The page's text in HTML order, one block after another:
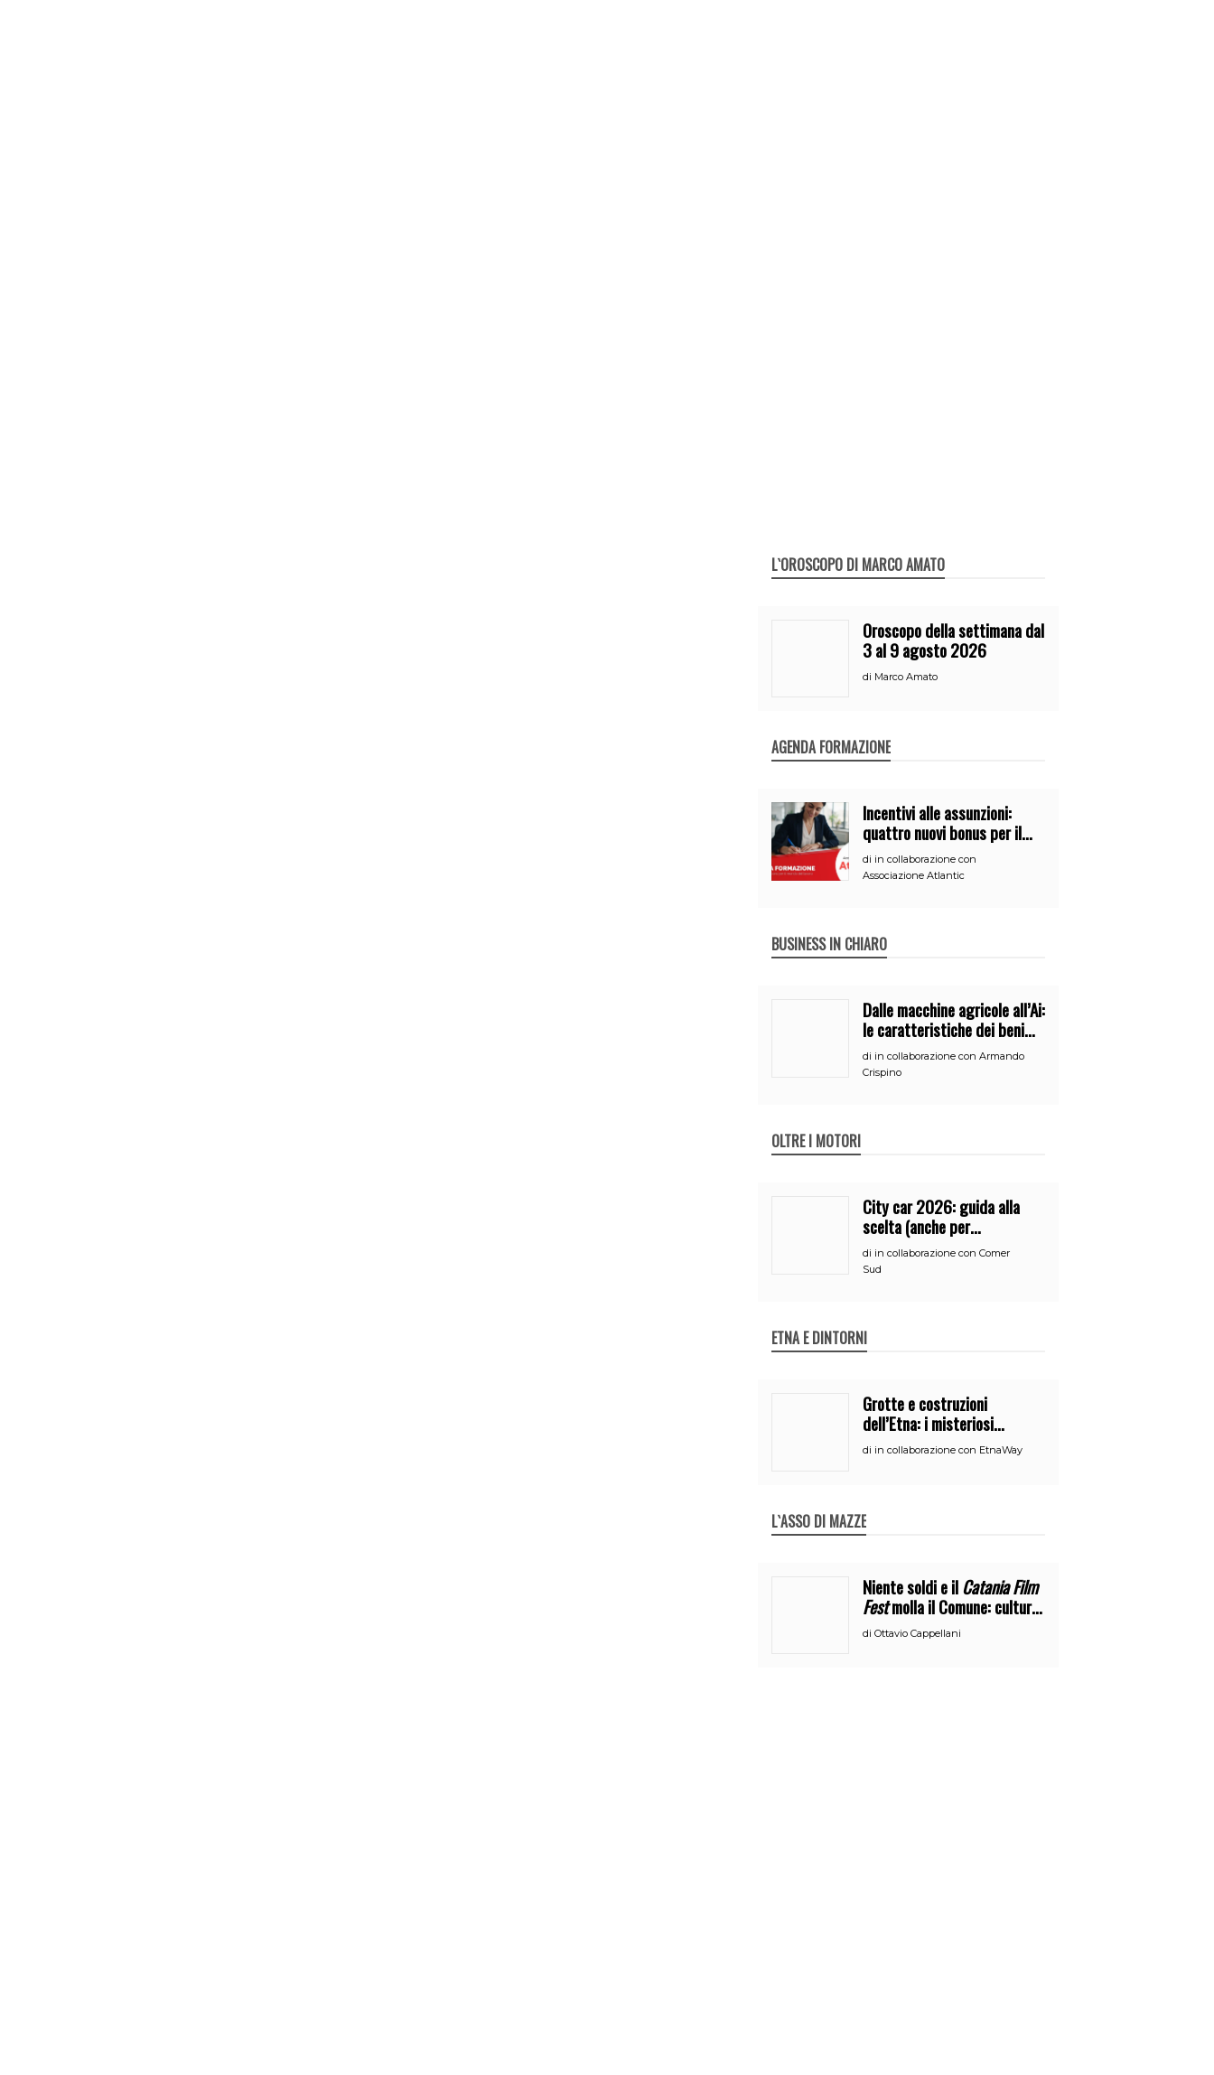
L`OROSCOPO DI MARCO AMATO
Oroscopo della settimana dal
3 al 9 agosto 2026
di Marco Amato
AGENDA FORMAZIONE
Incentivi alle assunzioni:
quattro nuovi bonus per il
2026
di in collaborazione con
Associazione Atlantic
BUSINESS IN CHIARO
Dalle macchine agricole all’Ai:
le caratteristiche dei beni
per accedere
all’iperammortamento
di in collaborazione con Armando
Crispino
OLTRE I MOTORI
City car 2026: guida alla
scelta (anche per
neopatentati)
di in collaborazione con Comer
Sud
ETNA E DINTORNI
Grotte e costruzioni
dell’Etna: i misteriosi
nascondigli del vulcano
di in collaborazione con EtnaWay
L`ASSO DI MAZZE
Niente soldi e ilCatania Film
Festmolla il Comune: cultura
o broru di ciciri?
di Ottavio Cappellani